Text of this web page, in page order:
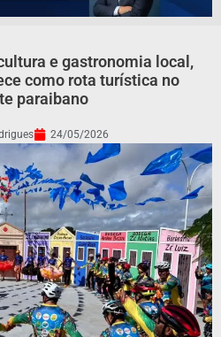
e gastronomia local,
como rota turística no
paraibano
24/05/2026